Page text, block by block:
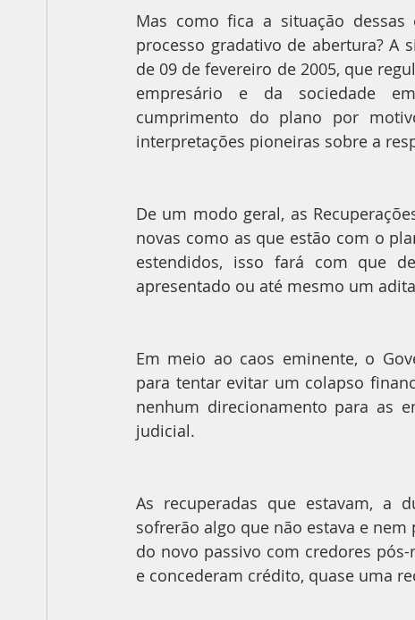
Mas como fica a situação
processo gradativo de abertura? A
de 09 de fevereiro de 2005, que
empresário e da sociedade
cumprimento do plano por
interpretações pioneiras sobre a
De um modo geral, as
novas como as que estão com o
estendidos, isso fará com que
apresentado ou até mesmo um
Em meio ao caos eminente, o
para tentar evitar um colapso
nenhum direcionamento para as
judicial.
As recuperadas que estavam, a
sofrerão algo que não estava e
do novo passivo com credores
e concederam crédito, quase uma